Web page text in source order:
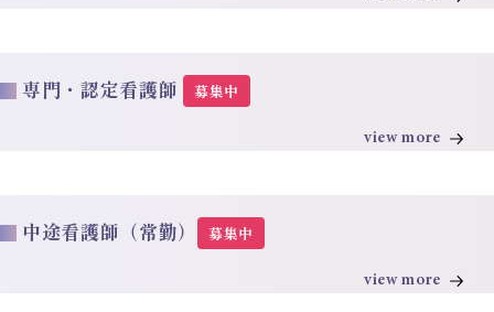
専門・認定看護師 募集中
view more
中途看護師（常勤） 募集中
view more